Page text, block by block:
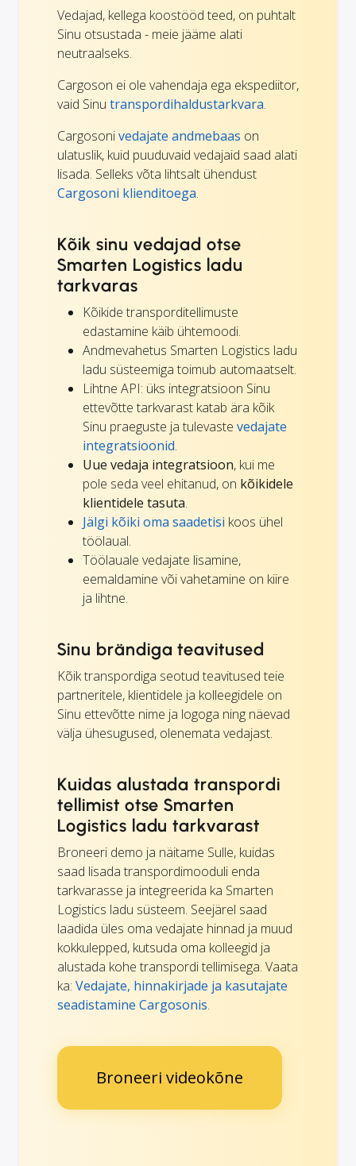
Vedajad, kellega koostööd teed, on puhtalt
Sinu otsustada - meie jääme alati
neutraalseks.
Cargoson ei ole vahendaja ega ekspediitor,
vaid Sinu transpordihaldustarkvara.
Cargosonivedajate andmebaas on
ulatuslik, kuid puuduvaid vedajaid saad alati
lisada. Selleks võta lihtsalt ühendust
Cargosoni klienditoega.
Kõik sinu vedajad otse
Smarten Logistics ladu
tarkvaras
Kõikide transporditellimuste
edastamine käib ühtemoodi.
Andmevahetus Smarten Logistics ladu
ladu süsteemiga toimub automaatselt.
Lihtne API: üks integratsioon Sinu
ettevõtte tarkvarast katab ära kõik
Sinu praeguste ja tulevaste vedajate
integratsioonid.
Uue vedaja integratsioon, kui me
pole seda veel ehitanud, on kõikidele
klientidele tasuta.
Jälgi kõiki oma saadetisi koos ühel
töölaual.
Töölauale vedajate lisamine,
eemaldamine või vahetamine on kiire
ja lihtne.
Sinu brändiga teavitused
Kõik transpordiga seotud teavitused teie
partneritele, klientidele ja kolleegidele on
Sinu ettevõtte nime ja logoga ning näevad
välja ühesugused, olenemata vedajast.
Kuidas alustada transpordi
tellimist otse Smarten
Logistics ladu tarkvarast
Broneeri demo ja näitame Sulle, kuidas
saad lisada transpordimooduli enda
tarkvarasse ja integreerida ka Smarten
Logistics ladu süsteem. Seejärel saad
laadida üles oma vedajate hinnad ja muud
kokkulepped, kutsuda oma kolleegid ja
alustada kohe transpordi tellimisega. Vaata
ka: Vedajate, hinnakirjade ja kasutajate
seadistamine Cargosonis.
Broneeri videokõne